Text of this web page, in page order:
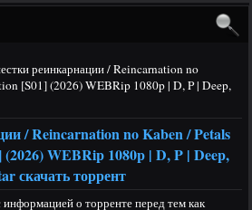
реинкарнации / Reincarnation no
[S01] (2026) WEBRip 1080p | D, P | Deep,
/ Reincarnation no Kaben / Petals
WEBRip 1080p | D, P | Deep,
скачать торрент
о торренте перед тем как